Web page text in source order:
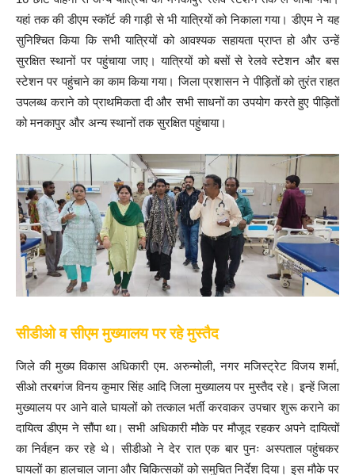
यहां तक की डीएम स्कॉर्ट की गाड़ी से भी यात्रियों को निकाला गया। डीएम ने यह
सुनिश्चित किया कि सभी यात्रियों को आवश्यक सहायता प्राप्त हो और उन्हें
सुरक्षित स्थानों पर पहुंचाया जाए। यात्रियों को बसों से रेलवे स्टेशन और बस
स्टेशन पर पहुंचाने का काम किया गया। जिला प्रशासन ने पीड़ितों को तुरंत राहत
उपलब्ध कराने को प्राथमिकता दी और सभी साधनों का उपयोग करते हुए पीड़ितों
को मनकापुर और अन्य स्थानों तक सुरक्षित पहुंचाया।
सीडीओ व सीएम मुख्यालय पर रहे मुस्तैद
जिले की मुख्य विकास अधिकारी एम. अरुन्मोली, नगर मजिस्ट्रेट विजय शर्मा,
सीओ तरबगंज विनय कुमार सिंह आदि जिला मुख्यालय पर मुस्तैद रहे। इन्हें जिला
मुख्यालय पर आने वाले घायलों को तत्काल भर्ती करवाकर उपचार शुरू कराने का
दायित्व डीएम ने सौंपा था। सभी अधिकारी मौके पर मौजूद रहकर अपने दायित्वों
का निर्वहन कर रहे थे। सीडीओ ने देर रात एक बार पुनः अस्पताल पहुंचकर
घायलों का हालचाल जाना और चिकित्सकों को समुचित निर्देश दिया। इस मौके पर